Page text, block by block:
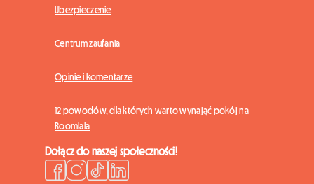
Ubezpieczenie
Centrum zaufania
Opinie i komentarze
12 powodów, dla których warto wynająć pokój na
Roomlala
Dołącz do naszej społeczności!